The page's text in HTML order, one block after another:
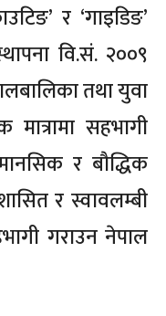
र ‘गाइडिङ’
वि.सं. २००९
तथा युवा
सहभागी
र बौद्धिक
र स्वावलम्बी
गराउन नेपाल